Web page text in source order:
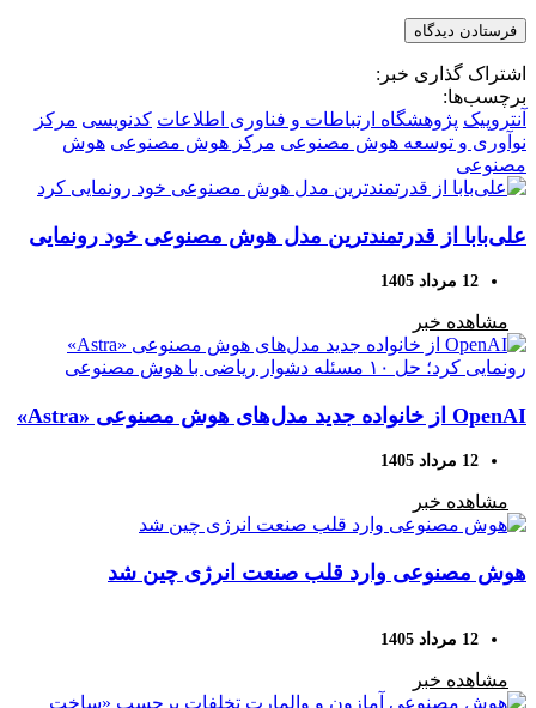
اشتراک گذاری خبر:
برچسب‌ها:
آنتروپیک پژوهشگاه ارتباطات و فناوری اطلاعات کدنویسی مرکز
نوآوری و توسعه هوش مصنوعی مرکز هوش مصنوعی هوش
مصنوعی
علی‌بابا از قدرتمندترین مدل هوش مصنوعی خود رونمایی
12 مرداد 1405
مشاهده خبر
OpenAI از خانواده جدید مدل‌های هوش مصنوعی «Astra»
12 مرداد 1405
مشاهده خبر
هوش مصنوعی وارد قلب صنعت انرژی چین شد
12 مرداد 1405
مشاهده خبر